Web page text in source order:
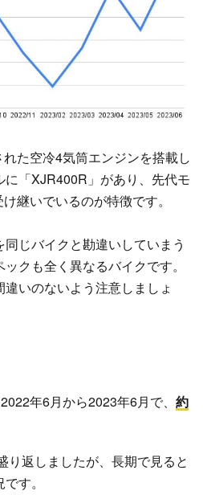
た空冷4気筒エンジンを搭載し
「XJR400R」があり、先代モ
継いでいるのが特徴です。
じバイクと勘違いしていまう
クも全く異なるバイクです。
いのないよう注意しましょ
年6月から2023年6月で、 約
り返しましたが、長期で見ると
す。